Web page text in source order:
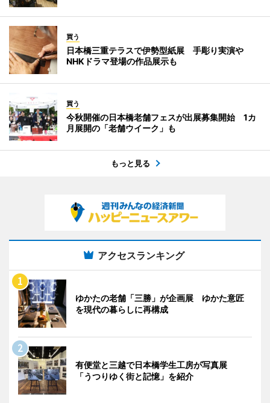
買う
日本橋三重テラスで伊勢型紙展 手彫り実演や
NHKドラマ登場の作品展示も
買う
今秋開催の日本橋老舗フェスが出展募集開始 1カ
月展開の「老舗ウイーク」も
もっと見る
アクセスランキング
ゆかたの老舗「三勝」が企画展 ゆかた意匠
を現代の暮らしに再構成
有便堂と三越で日本橋学生工房が写真展
「うつりゆく街と記憶」を紹介